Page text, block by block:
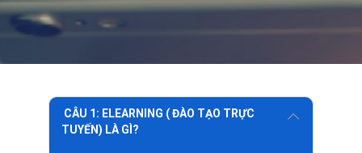
CÂU 1: ELEARNING ( ĐÀO TẠO TRỰC
TUYẾN) LÀ GÌ?